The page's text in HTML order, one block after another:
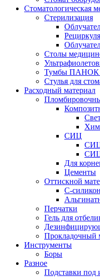
Стоматологическая
Стерилизация
Столы
Тумбы
Стулья для
Расходный материал
СИЦ
СИЦ
СИЦ
Для
Цементы
Оттискной
С-
Перчатки
Гель для
Прокладочный
Инструменты
Боры
Разное
Подставки под